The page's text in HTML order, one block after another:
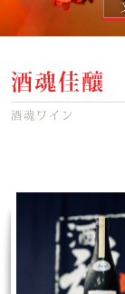
酒魂佳釀
酒魂ワイン